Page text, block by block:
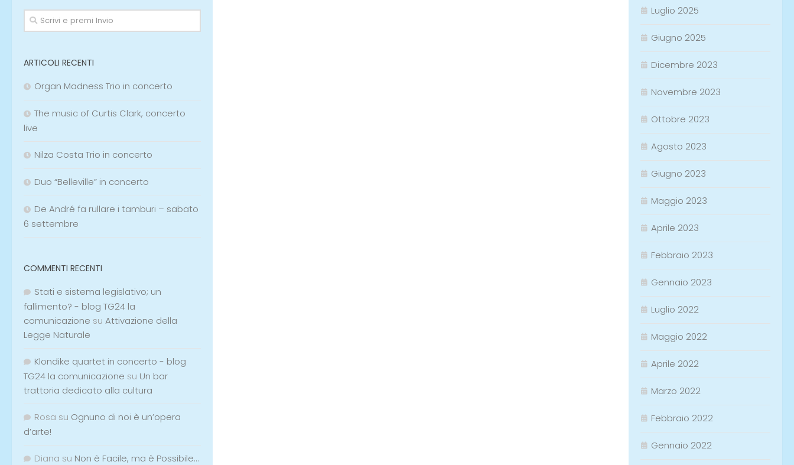
ARTICOLI RECENTI
Organ Madness Trio in concerto
The music of Curtis Clark, concerto
live
Nilza Costa Trio in concerto
Duo “Belleville” in concerto
De André fa rullare i tamburi – sabato
6 settembre
COMMENTI RECENTI
Stati e sistema legislativo; un
fallimento? - blog TG24 la
comunicazione su Attivazione della
Legge Naturale
Klondike quartet in concerto - blog
TG24 la comunicazione su Un bar
trattoria dedicato alla cultura
Rosa su Ognuno di noi è un’opera
d’arte!
Diana su Non è Facile, ma è Possibile…
Luglio 2025
Giugno 2025
Dicembre 2023
Novembre 2023
Ottobre 2023
Agosto 2023
Giugno 2023
Maggio 2023
Aprile 2023
Febbraio 2023
Gennaio 2023
Luglio 2022
Maggio 2022
Aprile 2022
Marzo 2022
Febbraio 2022
Gennaio 2022